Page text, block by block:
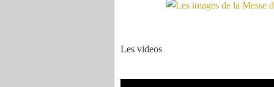
Les videos